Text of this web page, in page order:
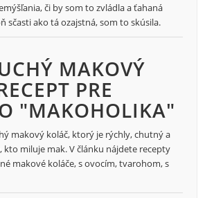
či by som to zvládla a ťahaná
sčasti ako tá ozajstná, som to skúsila.
MAKOVÝ
PRE
"MAKOHOLIKA"
makový koláč, ktorý je rýchly, chutný a
kto miluje mak. V článku nájdete recepty
makové koláče, s ovocím, tvarohom, s